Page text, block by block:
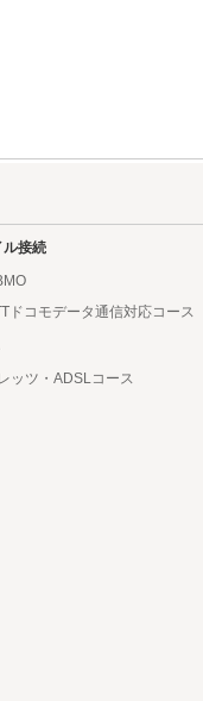
ル接続
ドコモデータ通信対応コース
ッツ・ADSLコース